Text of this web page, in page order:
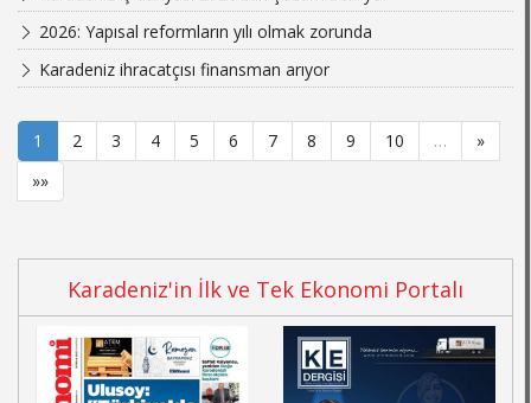
2026: Yapısal reformların yılı olmak zorunda
Karadeniz ihracatçısı finansman arıyor
1 2 3 4 5 6 7 8 9 10 …
»
»»
Karadeniz'in İlk ve Tek Ekonomi Portalı